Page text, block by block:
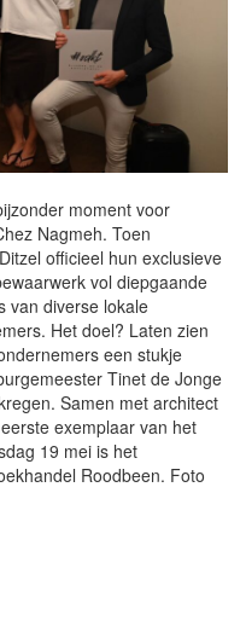
moment voor
Nagmeh. Toen
officieel hun exclusieve
vol diepgaande
van diverse lokale
Het doel? Laten zien
een stukje
Tinet de Jonge
Samen met architect
exemplaar van het
19 mei is het
Roodbeen. Foto